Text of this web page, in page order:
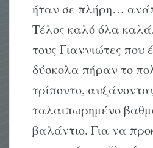
ήταν σε πλήρη…
Tέλος καλό όλα
τους Γιαννιώτες που
δύσκολα πήραν το
τρίποντο,
ταλαιπωρημένο
βαλάντιο. Για να